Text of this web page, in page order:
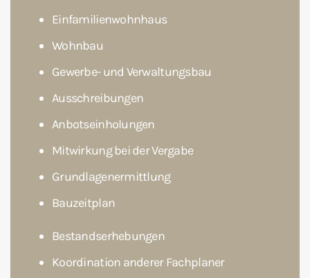
Einfamilienwohnhaus
Wohnbau
Gewerbe- und Verwaltungsbau
Ausschreibungen
Anbotseinholungen
Mitwirkung bei der Vergabe
Grundlagenermittlung
Bauzeitplan
Bestandserhebungen
Koordination anderer Fachplaner